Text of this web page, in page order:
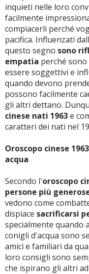
inquieti nelle loro
facilmente
compiacerli perché
pacifica. Influenzati
questo segno sono
empatia perché
essere soggettivi e
quando devono
possono facilmente
gli altri dettano.
cinese nati 1963e
caratteri dei nati nel
Oroscopo cinese
acqua
Secondo l'oroscopo
persone più
vedono come
dispiace sacrificarsi
specialmente quando
conigli d'acqua sono
amici e familiari da
loro consigli sono
che ispirano gli altri